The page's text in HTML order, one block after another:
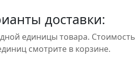
доставки:
единицы товара. Стоимость
смотрите в корзине.